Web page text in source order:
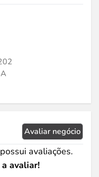
Avaliar negócio
avaliações.
avaliar!